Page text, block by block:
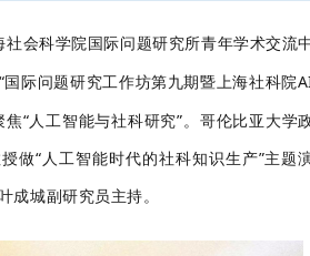
社会科学院国际问题研究所青年学术交流
际问题研究工作坊第九期暨上海社科院
“人工智能与社科研究”。哥伦比亚大学
做“人工智能时代的社科知识生产”主题
成城副研究员主持。